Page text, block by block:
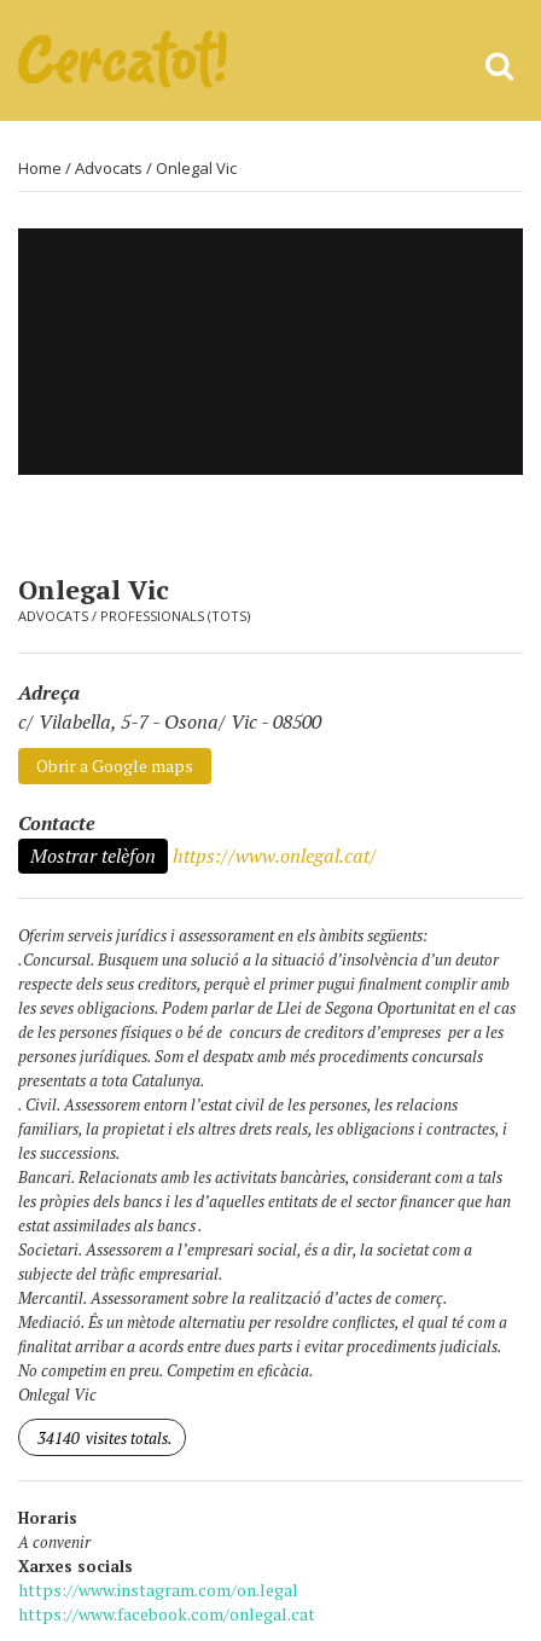
Home /Advocats / Onlegal Vic
Onlegal Vic
ADVOCATS / PROFESSIONALS (TOTS)
Adreça
c/ Vilabella, 5-7- Osona/ Vic - 08500
Obrir a Google maps
Contacte
Mostrar telèfon
https://www.onlegal.cat/
Oferim serveis jurídics i assessorament en els àmbits següents:
.Concursal. Busquem una solució a la situació d’insolvència d’un deutor
respecte dels seus creditors, perquè el primer pugui finalment complir amb
les seves obligacions. Podem parlar de Llei de Segona Oportunitat en el cas
de les persones físiques o bé de concurs de creditors d’empreses per a les
persones jurídiques. Som el despatx amb més procediments concursals
presentats a tota Catalunya.
. Civil. Assessorem entorn l’estat civil de les persones, les relacions
familiars, la propietat i els altres drets reals, les obligacions i contractes, i
les successions.
Bancari. Relacionats amb les activitats bancàries, considerant com a tals
les pròpies dels bancs i les d’aquelles entitats de el sector financer que han
estat assimilades als bancs .
Societari. Assessorem a l’empresari social, és a dir, la societat com a
subjecte del tràfic empresarial.
Mercantil. Assessorament sobre la realització d’actes de comerç.
Mediació. És un mètode alternatiu per resoldre conflictes, el qual té com a
finalitat arribar a acords entre dues parts i evitar procediments judicials.
No competim en preu. Competim en eficàcia.
Onlegal Vic
34140 visites totals.
Horaris
A convenir
Xarxes socials
https://www.instagram.com/on.legal
https://www.facebook.com/onlegal.cat